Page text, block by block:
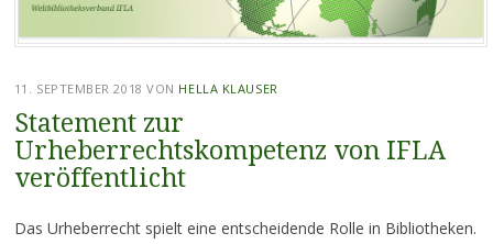
11. SEPTEMBER 2018 VON HELLA KLAUSER
Statement zur
Urheberrechtskompetenz von IFLA
veröffentlicht
Das Urheberrecht spielt eine entscheidende Rolle in Bibliotheken.